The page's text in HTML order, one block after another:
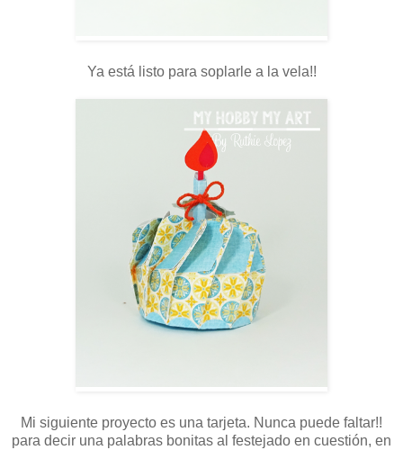
Ya está listo para soplarle a la vela!!
Mi siguiente proyecto es una tarjeta. Nunca puede faltar!!
para decir una palabras bonitas al festejado en cuestión, en